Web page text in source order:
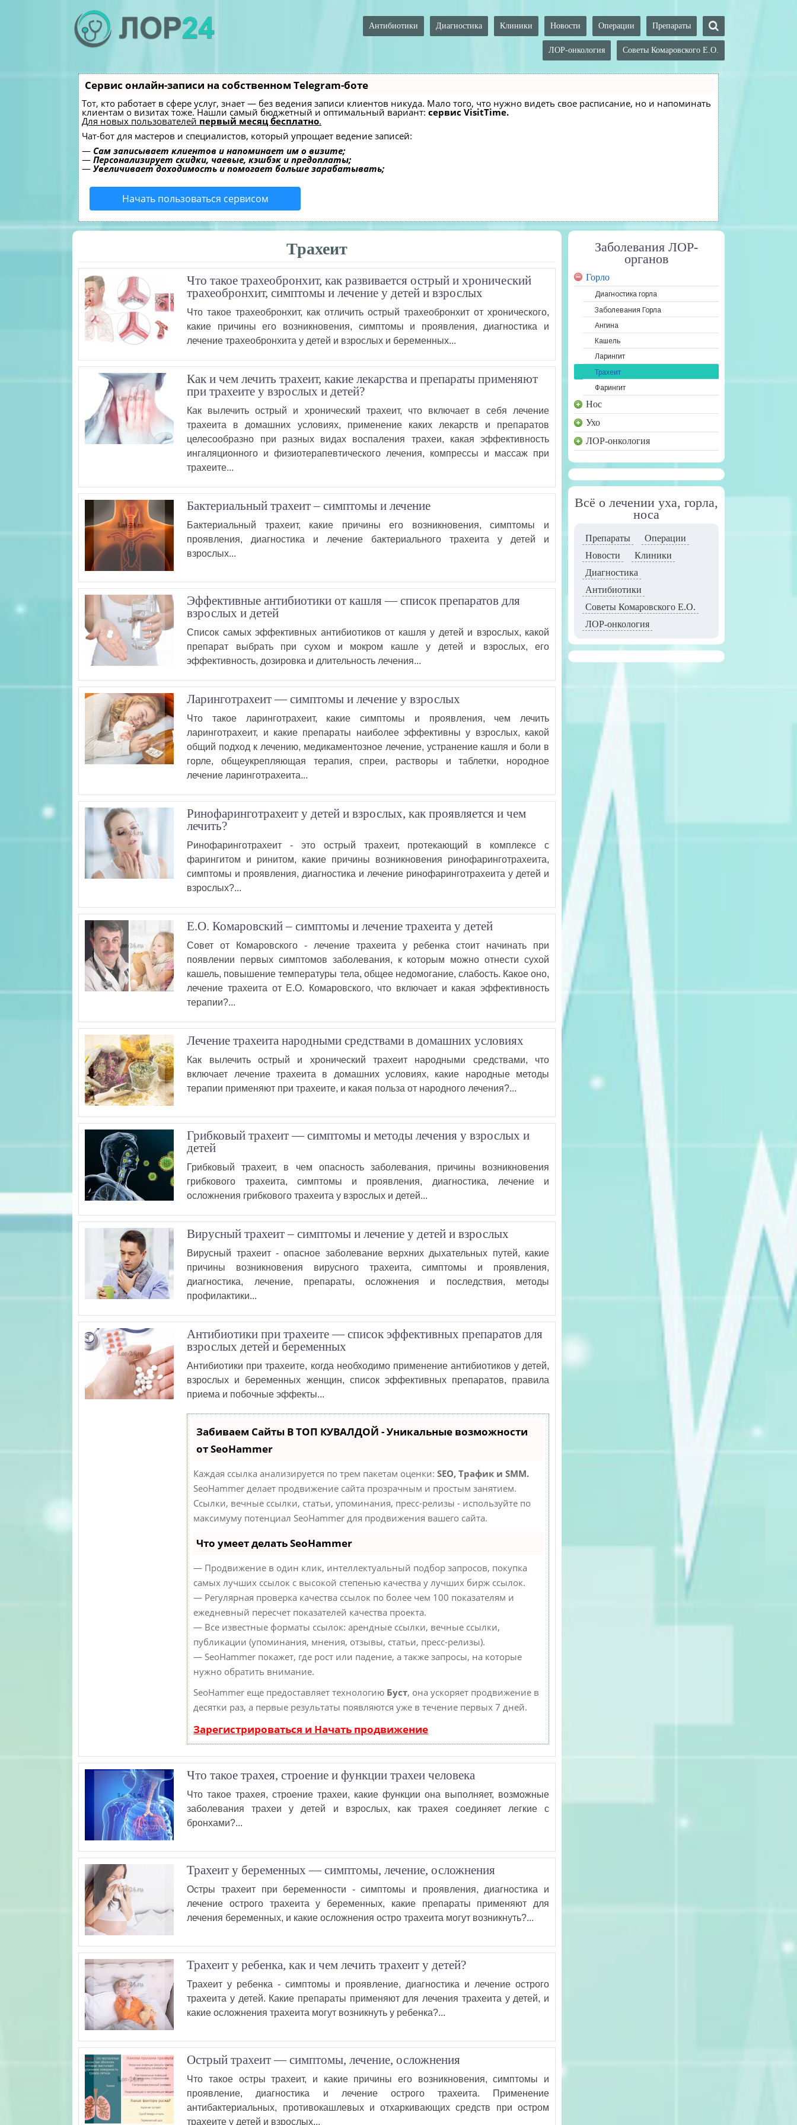
Препараты
Операции
Новости
Клиники
Диагностика
Антибиотики
Советы Комаровского Е.О.
ЛОР-онкология
Сервис онлайн-записи на собственном Telegram-боте
Тот, кто работает в сфере услуг, знает — без ведения записи клиентов никуда. Мало того, что нужно видеть свое расписание, но и напоминать
клиентам о визитах тоже. Нашли самый бюджетный и оптимальный вариант: сервис VisitTime.
Для новых пользователей первый месяц бесплатно.
Чат-бот для мастеров и специалистов, который упрощает ведение записей:
— Сам записывает клиентов и напоминает им о визите;
— Персонализирует скидки, чаевые, кэшбэк и предоплаты;
— Увеличивает доходимость и помогает больше зарабатывать;
Начать пользоваться сервисом
Трахеит
Что такое трахеобронхит, как развивается острый и хронический
трахеобронхит, симптомы и лечение у детей и взрослых
Что такое трахеобронхит, как отличить острый трахеобронхит от хронического,
какие причины его возникновения, симптомы и проявления, диагностика и
лечение трахеобронхита у детей и взрослых и беременных...
Как и чем лечить трахеит, какие лекарства и препараты применяют
при трахеите у взрослых и детей?
Как вылечить острый и хронический трахеит, что включает в себя лечение
трахеита в домашних условиях, применение каких лекарств и препаратов
целесообразно при разных видах воспаления трахеи, какая эффективность
ингаляционного и физиотерапевтического лечения, компрессы и массаж при
трахеите...
Бактериальный трахеит – симптомы и лечение
Бактериальный трахеит, какие причины его возникновения, симптомы и
проявления, диагностика и лечение бактериального трахеита у детей и
взрослых...
Эффективные антибиотики от кашля — список препаратов для
взрослых и детей
Список самых эффективных антибиотиков от кашля у детей и взрослых, какой
препарат выбрать при сухом и мокром кашле у детей и взрослых, его
эффективность, дозировка и длительность лечения...
Ларинготрахеит — симптомы и лечение у взрослых
Что такое ларинготрахеит, какие симптомы и проявления, чем лечить
ларинготрахеит, и какие препараты наиболее эффективны у взрослых, какой
общий подход к лечению, медикаментозное лечение, устранение кашля и боли в
горле, общеукрепляющая терапия, спреи, растворы и таблетки, нородное
лечение ларинготрахеита...
Ринофаринготрахеит у детей и взрослых, как проявляется и чем
лечить?
Ринофаринготрахеит - это острый трахеит, протекающий в комплексе с
фарингитом и ринитом, какие причины возникновения ринофаринготрахеита,
симптомы и проявления, диагностика и лечение ринофаринготрахеита у детей и
взрослых?...
Е.О. Комаровский – симптомы и лечение трахеита у детей
Совет от Комаровского - лечение трахеита у ребенка стоит начинать при
появлении первых симптомов заболевания, к которым можно отнести сухой
кашель, повышение температуры тела, общее недомогание, слабость. Какое оно,
лечение трахеита от Е.О. Комаровского, что включает и какая эффективность
терапии?...
Лечение трахеита народными средствами в домашних условиях
Как вылечить острый и хронический трахеит народными средствами, что
включает лечение трахеита в домашних условиях, какие народные методы
терапии применяют при трахеите, и какая польза от народного лечения?...
Грибковый трахеит — симптомы и методы лечения у взрослых и
детей
Грибковый трахеит, в чем опасность заболевания, причины возникновения
грибкового трахеита, симптомы и проявления, диагностика, лечение и
осложнения грибкового трахеита у взрослых и детей...
Вирусный трахеит – симптомы и лечение у детей и взрослых
Вирусный трахеит - опасное заболевание верхних дыхательных путей, какие
причины возникновения вирусного трахеита, симптомы и проявления,
диагностика, лечение, препараты, осложнения и последствия, методы
профилактики...
Антибиотики при трахеите — список эффективных препаратов для
взрослых детей и беременных
Антибиотики при трахеите, когда необходимо применение антибиотиков у детей,
взрослых и беременных женщин, список эффективных препаратов, правила
приема и побочные эффекты...
Забиваем Сайты В ТОП КУВАЛДОЙ - Уникальные возможности
от SeoHammer
Каждая ссылка анализируется по трем пакетам оценки:SEO, Трафик и SMM.
SeoHammer делает продвижение сайта прозрачным и простым занятием.
Ссылки, вечные ссылки, статьи, упоминания, пресс-релизы - используйте по
максимуму потенциал SeoHammer для продвижения вашего сайта.
Что умеет делать SeoHammer
— Продвижение в один клик, интеллектуальный подбор запросов, покупка
самых лучших ссылок с высокой степенью качества у лучших бирж ссылок.
— Регулярная проверка качества ссылок по более чем 100 показателям и
ежедневный пересчет показателей качества проекта.
— Все известные форматы ссылок: арендные ссылки, вечные ссылки,
публикации (упоминания, мнения, отзывы, статьи, пресс-релизы).
— SeoHammer покажет, где рост или падение, а также запросы, на которые
нужно обратить внимание.
SeoHammer еще предоставляет технологию Буст, она ускоряет продвижение в
десятки раз, а первые результаты появляются уже в течение первых 7 дней.
Зарегистрироваться и Начать продвижение
Что такое трахея, строение и функции трахеи человека
Что такое трахея, строение трахеи, какие функции она выполняет, возможные
заболевания трахеи у детей и взрослых, как трахея соединяет легкие с
бронхами?...
Трахеит у беременных — симптомы, лечение, осложнения
Остры трахеит при беременности - симптомы и проявления, диагностика и
лечение острого трахеита у беременных, какие препараты применяют для
лечения беременных, и какие осложнения остро трахеита могут возникнуть?...
Трахеит у ребенка, как и чем лечить трахеит у детей?
Трахеит у ребенка - симптомы и проявление, диагностика и лечение острого
трахеита у детей. Какие препараты применяют для лечения трахеита у детей, и
какие осложнения трахеита могут возникнуть у ребенка?...
Острый трахеит — симптомы, лечение, осложнения
Что такое остры трахеит, и какие причины его возникновения, симптомы и
проявление, диагностика и лечение острого трахеита. Применение
антибактериальных, противокашлевых и отхаркивающих средств при остром
трахеите у детей и взрослых...
Заболевания ЛОР-
органов
Горло
Диагностика горла
Заболевания Горла
Ангина
Кашель
Ларингит
Трахеит
Фарингит
Нос
Ухо
ЛОР-онкология
Всё о лечении уха, горла,
носа
Препараты
Операции
Новости
Клиники
Диагностика
Антибиотики
Советы Комаровского Е.О.
ЛОР-онкология